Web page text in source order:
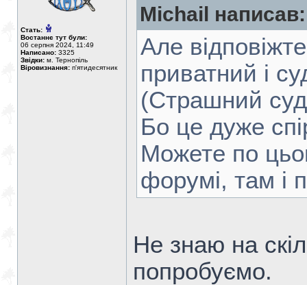
Стать:
Востаннє тут були:
06 серпня 2024, 11:49
Написано: 3325
Звідки: м. Тернопіль
Віровизнання: п'ятидесятник
Michail написав:
Але
приватний і
(Страшний
Бо це дуже
Можете по
форумі, там і
Не знаю на
попробуємо.